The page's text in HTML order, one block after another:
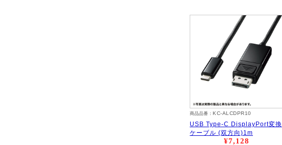
商品品番： KC-ALCDPR10
USB Type-C DisplayPort変換
ケーブル (双方向)1m
¥7,128